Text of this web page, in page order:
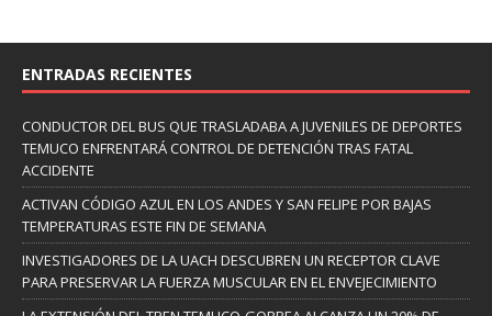
ENTRADAS RECIENTES
CONDUCTOR DEL BUS QUE TRASLADABA A JUVENILES DE DEPORTES
TEMUCO ENFRENTARÁ CONTROL DE DETENCIÓN TRAS FATAL
ACCIDENTE
ACTIVAN CÓDIGO AZUL EN LOS ANDES Y SAN FELIPE POR BAJAS
TEMPERATURAS ESTE FIN DE SEMANA
INVESTIGADORES DE LA UACH DESCUBREN UN RECEPTOR CLAVE
PARA PRESERVAR LA FUERZA MUSCULAR EN EL ENVEJECIMIENTO